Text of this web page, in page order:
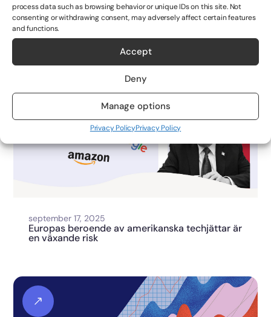
process data such as browsing behavior or unique IDs on this site. Not
consenting or withdrawing consent, may adversely affect certain features
and functions.
Accept
Deny
Manage options
Privacy PolicyPrivacy Policy
september 24, 2025
NIS2 – vad är det och hur påverkar det er
verksamhet
september 17, 2025
Europas beroende av amerikanska techjättar är
en växande risk